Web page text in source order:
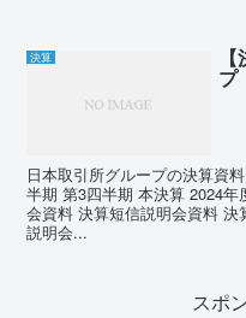
決算
プ
日本取引所グループの決算資
半期 第3四半期 本決算 2024
会資料 決算短信説明会資料
説明会...
スポ